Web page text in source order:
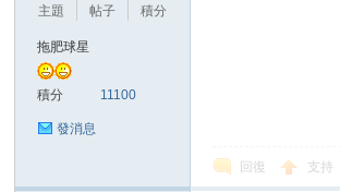
主題
帖子
積分
拖肥球星
積分 11100
發消息
回復 支持